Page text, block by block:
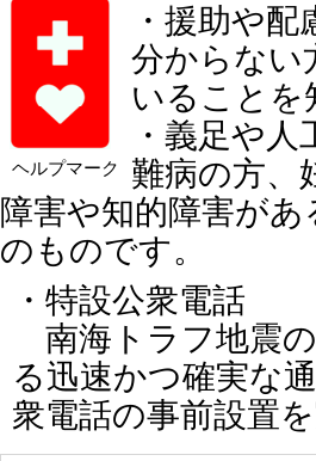
ヘルプマーク
・援助や
分からない
いることを
・義足や
難病の方、
障害や知的障害が
のものです。
・特設公衆電話
南海トラフ地震
る迅速かつ確実な
衆電話の事前設置